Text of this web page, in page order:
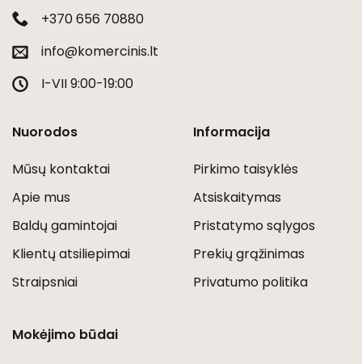
+370 656 70880
info@komercinis.lt
I-VII 9:00-19:00
Nuorodos
Mūsų kontaktai
Apie mus
Baldų gamintojai
Klientų atsiliepimai
Straipsniai
Informacija
Pirkimo taisyklės
Atsiskaitymas
Pristatymo sąlygos
Prekių grąžinimas
Privatumo politika
Mokėjimo būdai